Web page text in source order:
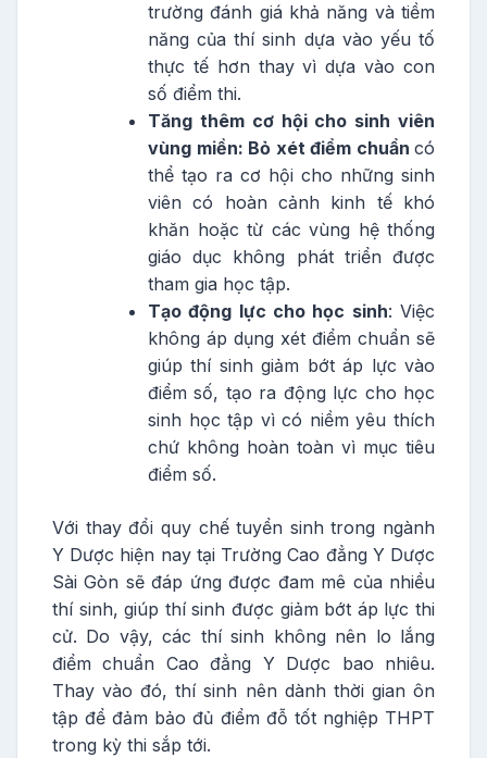
trường đánh giá khả năng và tiềm
năng của thí sinh dựa vào yếu tố
thực tế hơn thay vì dựa vào con
số điểm thi.
Tăng thêm cơ hội cho sinh viên
vùng miền: Bỏ xét điểm chuẩn có
thể tạo ra cơ hội cho những sinh
viên có hoàn cảnh kinh tế khó
khăn hoặc từ các vùng hệ thống
giáo dục không phát triển được
tham gia học tập.
Tạo động lực cho học sinh: Việc
không áp dụng xét điểm chuẩn sẽ
giúp thí sinh giảm bớt áp lực vào
điểm số, tạo ra động lực cho học
sinh học tập vì có niềm yêu thích
chứ không hoàn toàn vì mục tiêu
điểm số.
Với thay đổi quy chế tuyển sinh trong ngành
Y Dược hiện nay tại Trường Cao đẳng Y Dược
Sài Gòn sẽ đáp ứng được đam mê của nhiều
thí sinh, giúp thí sinh được giảm bớt áp lực thi
cử. Do vậy, các thí sinh không nên lo lắng
điểm chuẩn Cao đẳng Y Dược bao nhiêu.
Thay vào đó, thí sinh nên dành thời gian ôn
tập để đảm bảo đủ điểm đỗ tốt nghiệp THPT
trong kỳ thi sắp tới.